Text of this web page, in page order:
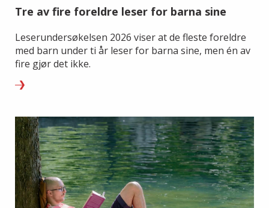
Tre av fire foreldre leser for barna sine
Leserundersøkelsen 2026 viser at de fleste foreldre
med barn under ti år leser for barna sine, men én av
fire gjør det ikke.